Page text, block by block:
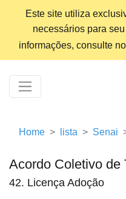
Este site utiliza
necessários para
informações, consulte
Home lista Senai
Acordo Coletivo de
42. Licença Adoção